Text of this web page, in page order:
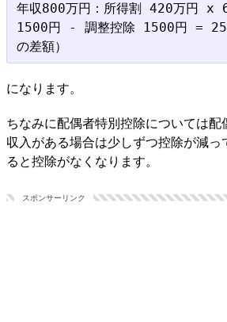
年収800万円：所得割 420万円 x
1500円 - 調整控除 1500円 =
になります。
ちなみに配偶者特別控除については配
収入がある場合は少しずつ控除が減っ
ると控除がなくなります。
スポンサーリンク